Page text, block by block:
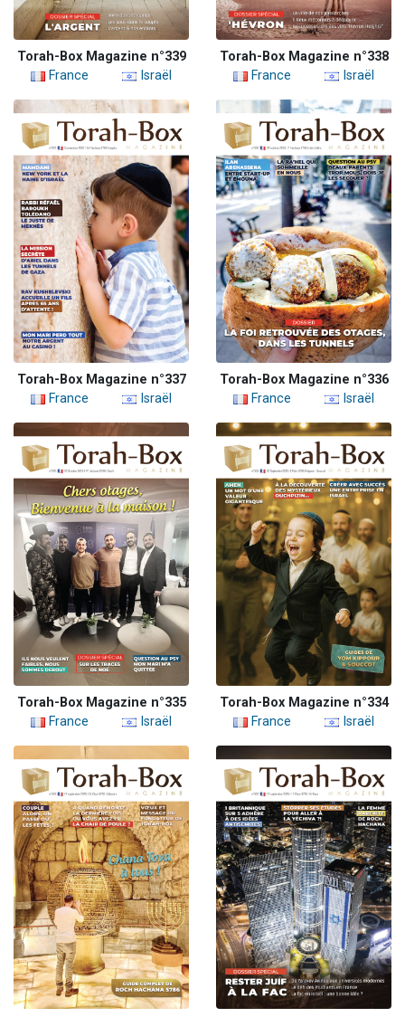
Torah-Box Magazine n°339
France
Israël
Torah-Box Magazine n°338
France
Israël
Torah-Box Magazine n°337
France
Israël
Torah-Box Magazine n°336
France
Israël
Torah-Box Magazine n°335
France
Israël
Torah-Box Magazine n°334
France
Israël